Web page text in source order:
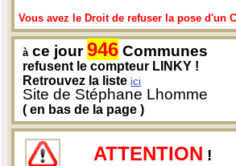
Vous avez le Droit de refuser la pose d'un
à ce jour946 Communes
refusent le compteur LINKY !
Retrouvez la listeici
Site de Stéphane Lhomme
( en bas de la page )
ATTENTION !